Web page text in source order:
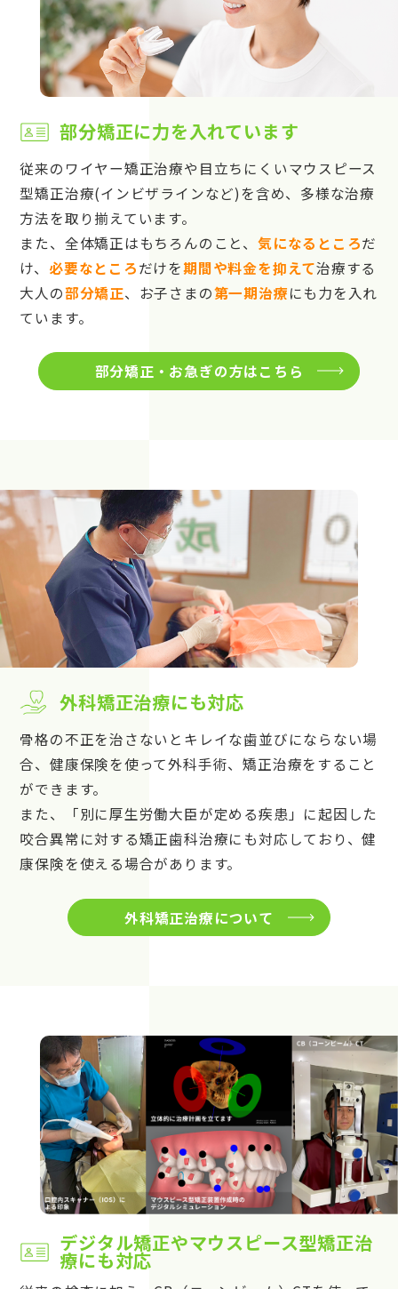
部分矯正に力を入れています
従来のワイヤー矯正治療や目立ちにくいマウスピース
型矯正治療(インビザラインなど)を含め、多様な治療
方法を取り揃えています。
また、全体矯正はもちろんのこと、 気になるところだ
け、 必要なところだけを期間や料金を抑えて治療する
大人の部分矯正、お子さまの第一期治療にも力を入れ
ています。
部分矯正・お急ぎの方はこちら
外科矯正治療にも対応
骨格の不正を治さないとキレイな歯並びにならない場
合、健康保険を使って外科手術、矯正治療をすること
ができます。
また、「別に厚生労働大臣が定める疾患」に起因した
咬合異常に対する矯正歯科治療にも対応しており、健
康保険を使える場合があります。
外科矯正治療について
デジタル矯正やマウスピース型矯正治
療にも対応